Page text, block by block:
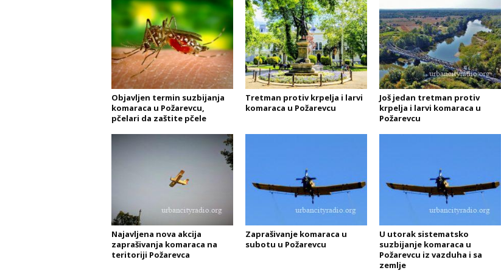
Objavljen termin suzbijanja
komaraca u Požarevcu,
pčelari da zaštite pčele
Tretman protiv krpelja i larvi
komaraca u Požarevcu
Još jedan tretman protiv
krpelja i larvi komaraca u
Požarevcu
Najavljena nova akcija
zaprašivanja komaraca na
teritoriji Požarevca
Zaprašivanje komaraca u
subotu u Požarevcu
U utorak sistematsko
suzbijanje komaraca u
Požarevcu iz vazduha i sa
zemlje